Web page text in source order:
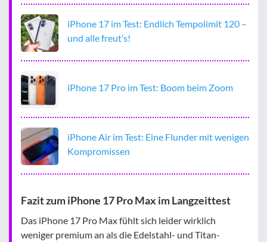
iPhone 17 im Test: Endlich Tempolimit 120 –
und alle freut’s!
iPhone 17 Pro im Test: Boom beim Zoom
iPhone Air im Test: Eine Flunder mit wenigen
Kompromissen
Fazit zum iPhone 17 Pro Max im Langzeittest
Das iPhone 17 Pro Max fühlt sich leider wirklich
weniger premium an als die Edelstahl- und Titan-